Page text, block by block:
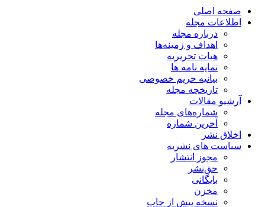
صفحه اصلی
اطلاعات مجله
درباره مجله
اهداف و زمینه‌ها
هیات تحریریه
نمایه نامه ها
بیانیه حریم خصوصی
تاریخچه مجله
آرشیو مقالات
شماره‌های مجله
آخرین شماره
اخلاق نشر
سیاست های نشریه
مجوز انتشار
حق‌نشر
بایگانی
مخزن
نسخه پیش از چاپ